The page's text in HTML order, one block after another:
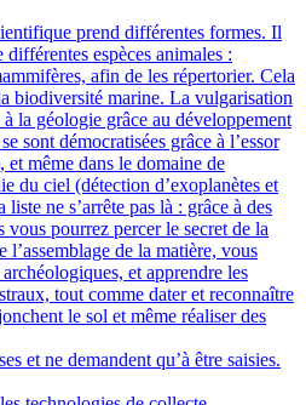
prend différentes formes. Il
espèces animales :
afin de les répertorier. Cela
biodiversité marine. La vulgarisation
la géologie grâce au développement
sont démocratisées grâce à l’essor
même dans le domaine de
du ciel (détection d’exoplanètes et
ne s’arrête pas là : grâce à des
vous pourrez percer le secret de la
de la matière, vous
et apprendre les
tout comme dater et reconnaître
le sol et même réaliser des
et ne demandent qu’à être saisies.